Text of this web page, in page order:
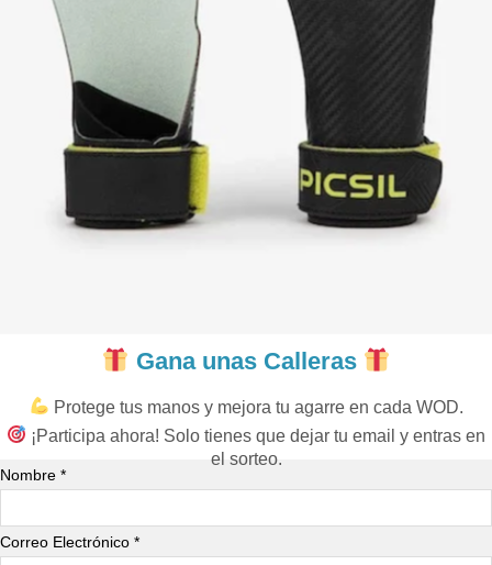
Gana unas Calleras
Protege tus manos y mejora tu agarre en cada WOD.
¡Participa ahora! Solo tienes que dejar tu email y entras en
el sorteo.
Nombre *
Correo Electrónico *